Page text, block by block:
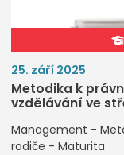
25. září 2025
Metodika k
vzdělávání ve
Management -
rodiče - Maturita